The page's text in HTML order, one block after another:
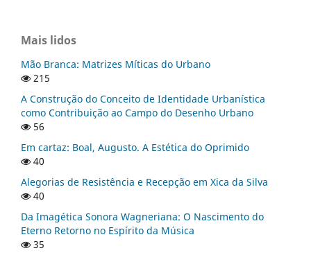
Mais lidos
Mão Branca: Matrizes Míticas do Urbano
215
A Construção do Conceito de Identidade Urbanística
como Contribuição ao Campo do Desenho Urbano
56
Em cartaz: Boal, Augusto. A Estética do Oprimido
40
Alegorias de Resistência e Recepção em Xica da Silva
40
Da Imagética Sonora Wagneriana: O Nascimento do
Eterno Retorno no Espírito da Música
35